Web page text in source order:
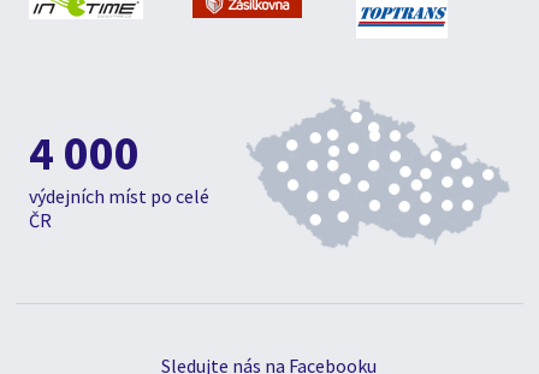
4 000
výdejních míst po celé
ČR
Sledujte nás na Facebooku